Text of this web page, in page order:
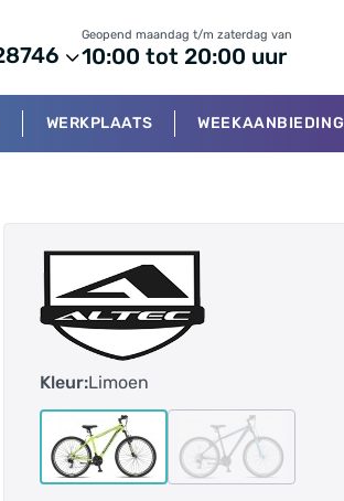
Geopend maandag t/m zaterdag van
10:00 tot 20:00 uur
WERKPLAATS WEEKAANBIEDING
Kleur:Limoen